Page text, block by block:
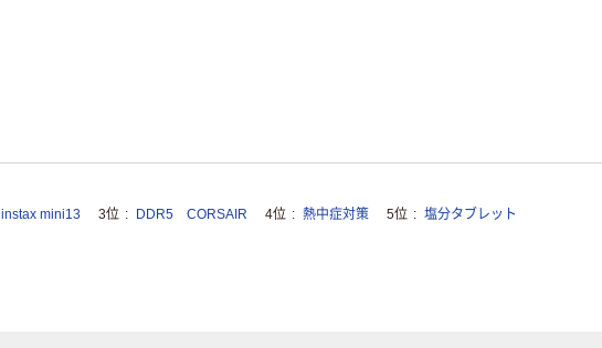
instax mini13 3位 DDR5 CORSAIR 4位 熱中症対策 5位 塩分タブレット